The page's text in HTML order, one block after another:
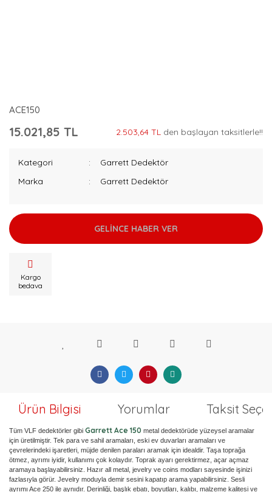
ACE150
15.021,85 TL 2.503,64 TL den başlayan taksitlerle!!
Kategori
Garrett Dedektör
Marka
Garrett Dedektör
GELİNCE HABER VER
Kargo
bedava
Ürün Bilgisi Yorumlar Taksit
Tüm VLF dedektörler gibi Garrett Ace 150 metal dedektörüde yüzeysel aramalar
için üretilmiştir. Tek para ve sahil aramaları, eski ev duvarları aramaları ve
çevrelerindeki işaretleri, müjde denilen paraları aramak için idealdir. Taşa toprağa
ötmez, ayrımı iyidir, kullanımı çok kolaydır. Toprak ayarı gerektirmez, açar açmaz
aramaya başlayabilirsiniz. Hazır all metal, jevelry ve coins modları sayesinde işinizi
fazlasıyla görür. Jevelry moduyla demir sesini kapatıp arama yapabilirsiniz. Sesli
ayrımı Ace 250 ile aynıdır. Derinliği, başlık ebatı, boyutları, kalıbı, malzeme kalitesi ve